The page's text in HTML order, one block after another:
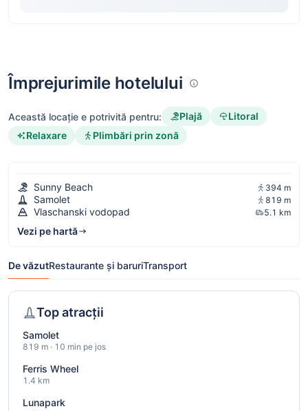
Împrejurimile hotelului
Această locație e potrivită pentru: Plajă
Litoral
Relaxare
Plimbări prin zonă
Sunny Beach 394 m
Samolet 819 m
Vlaschanski vodopad 5.1 km
Vezi pe hartă
De văzutRestaurante și baruriTransport
Top atracții
Samolet
819 m · 10 min pe jos
Ferris Wheel
1.4 km
Lunapark